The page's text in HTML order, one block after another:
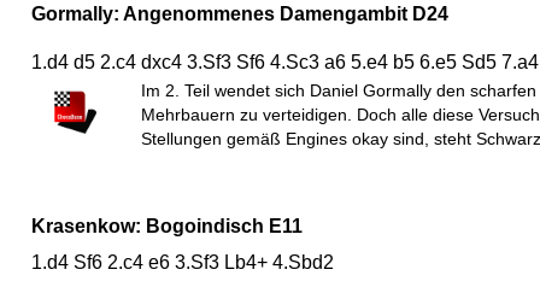
Gormally: Angenommenes Damengambit D24
1.d4 d5 2.c4 dxc4 3.Sf3 Sf6 4.Sc3 a6 5.e4 b5 6.e5 Sd5 7.a4
Im 2. Teil wendet sich Daniel Gormally den
Mehrbauern zu verteidigen. Doch alle diese
Stellungen gemäß Engines okay sind, steht
Krasenkow: Bogoindisch E11
1.d4 Sf6 2.c4 e6 3.Sf3 Lb4+ 4.Sbd2